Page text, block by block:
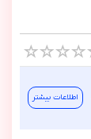
اطلاعات بیشتر